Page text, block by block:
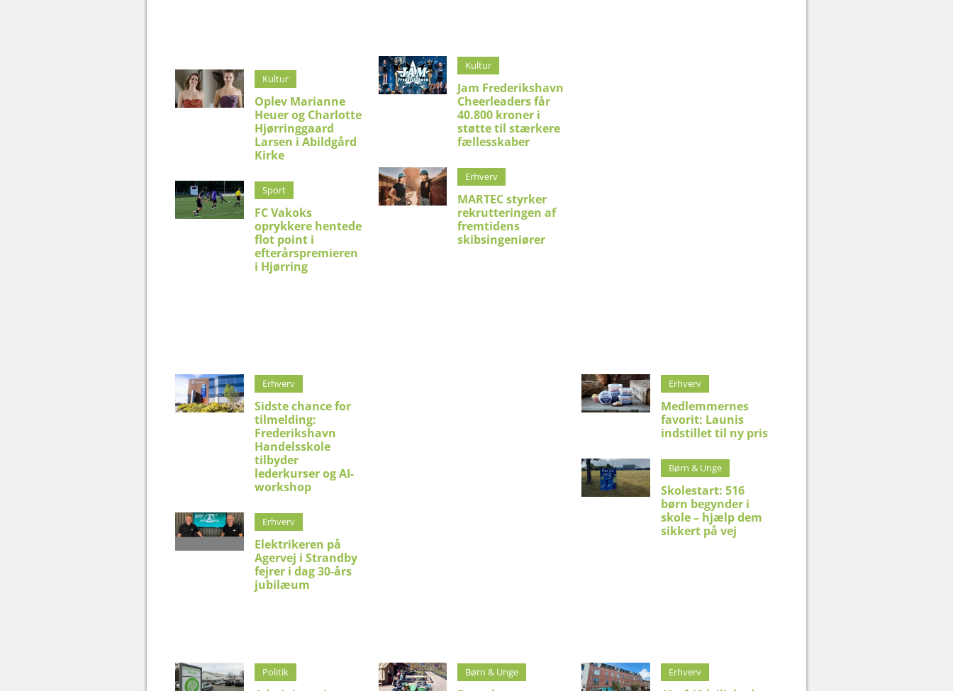
Kultur
Oplev Marianne
Heuer og Charlotte
Hjørringgaard
Larsen i Abildgård
Kirke
Sport
FC Vakoks
oprykkere hentede
flot point i
efterårspremieren
i Hjørring
Kultur
Jam Frederikshavn
Cheerleaders får
40.800 kroner i
støtte til stærkere
fællesskaber
Erhverv
MARTEC styrker
rekrutteringen af
fremtidens
skibsingeniører
Erhverv
Sidste chance for
tilmelding:
Frederikshavn
Handelsskole
tilbyder
lederkurser og AI-
workshop
Erhverv
Elektrikeren på
Agervej i Strandby
fejrer i dag 30-års
jubilæum
Erhverv
Medlemmernes
favorit: Launis
indstillet til ny pris
Børn & Unge
Skolestart: 516
børn begynder i
skole – hjælp dem
sikkert på vej
Politik Børn & Unge Erhverv